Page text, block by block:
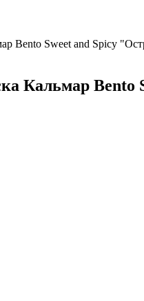
Bento Sweet and Spicy
Кальмар